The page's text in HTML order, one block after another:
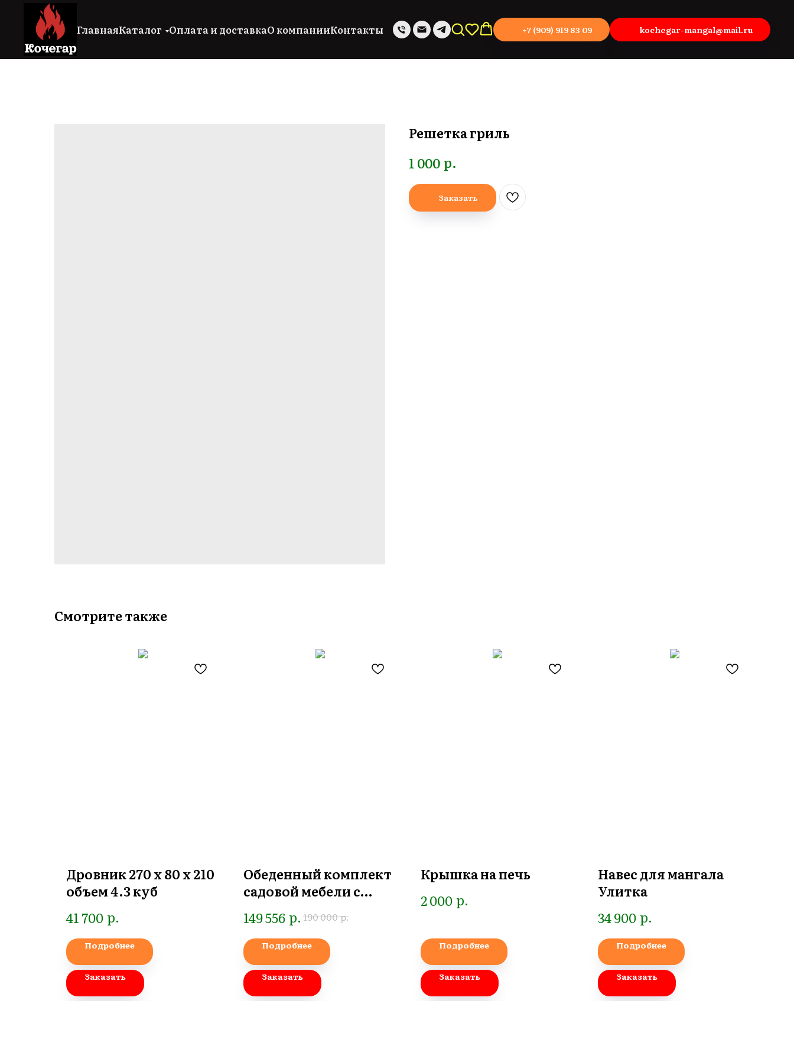
ГлавнаяКаталог Оплата и доставкаО компанииКонтакты +7 (909) 919 83 09 kochegar-mangal@mail.ru
Решетка гриль
1 000 р.
Заказать
Смотрите также
Дровник 270 х 80 х 210
объем 4.3 куб
41 700 р.
Подробнее
Заказать
Обеденный комплект
садовой мебели с
угловым диваном из
натурального дерева
BROOKLYN
149 556 р. 190 000р.
Подробнее
Заказать
Крышка на печь
2 000 р.
Подробнее
Заказать
Навес для мангала
Улитка
34 900 р.
Подробнее
Заказать